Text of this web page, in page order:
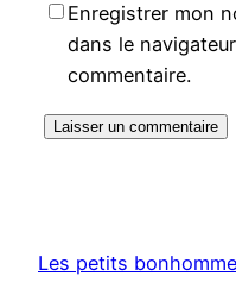
Enregistrer mon
dans le
commentaire.
Les petits